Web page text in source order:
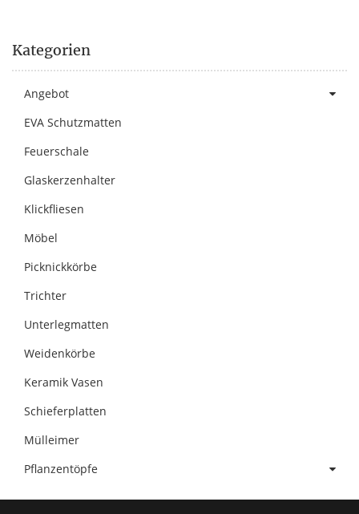
Kategorien
Angebot
EVA Schutzmatten
Feuerschale
Glaskerzenhalter
Klickfliesen
Möbel
Picknickkörbe
Trichter
Unterlegmatten
Weidenkörbe
Keramik Vasen
Schieferplatten
Mülleimer
Pflanzentöpfe